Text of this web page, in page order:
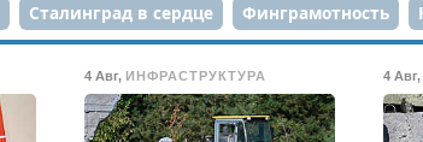
Сталинград в сердце Финграмотность
80-летие Победы Парк Героев-
4 Авг, ИНФРАСТРУКТУРА 4 Авг,